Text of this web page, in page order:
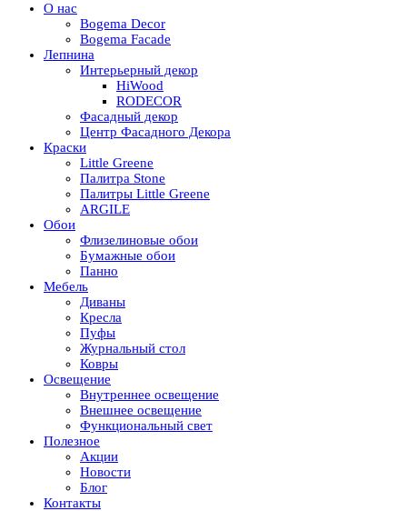
О нас
Bogema Decor
Bogema Facade
Лепнина
Интерьерный декор
HiWood
RODECOR
Фасадный декор
Центр Фасадного Декора
Краски
Little Greene
Палитра Stone
Палитры Little Greene
ARGILE
Обои
Флизелиновые обои
Бумажные обои
Панно
Мебель
Диваны
Кресла
Пуфы
Журнальный стол
Ковры
Освещение
Внутреннее освещение
Внешнее освещение
Функциональный свет
Полезное
Акции
Новости
Блог
Контакты